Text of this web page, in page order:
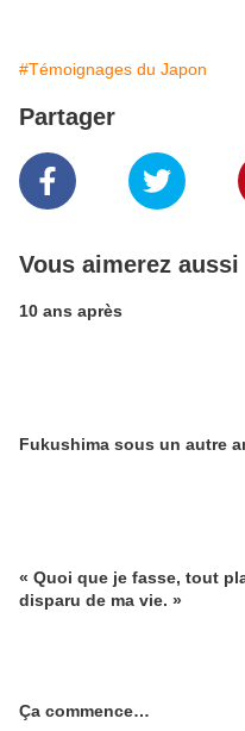
#Témoignages du Japon
Partager
Vous aimerez aussi
10 ans après
Fukushima sous un autre
« Quoi que je fasse, tout
disparu de ma vie. »
Ça commence…